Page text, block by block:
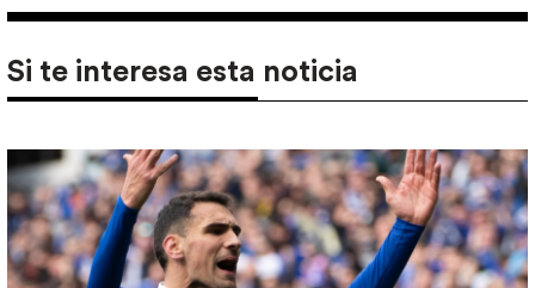
Si te interesa esta noticia